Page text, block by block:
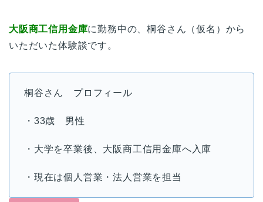
大阪商工信用金庫に勤務中の、桐谷さん（仮名）から
いただいた体験談です。
桐谷さん プロフィール
・33歳 男性
・大学を卒業後、大阪商工信用金庫へ入庫
・現在は個人営業・法人営業を担当